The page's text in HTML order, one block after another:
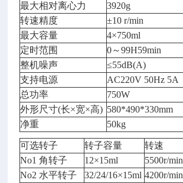
最大相对离心力
3920g
转速精度
±10 r/min
最大容量
4×750ml
定时范围
0～99H59min
整机噪声
≤55dB(A)
支持电源
AC220V 50Hz 5A
总功率
750W
外形尺寸(长×宽×高) 580*490*330mm
净重
50kg
可选转子 转子容量 转速
No1 角转子
12×15ml 5500r/min
No2 水平转子
32/24/16×15ml 4200r/min